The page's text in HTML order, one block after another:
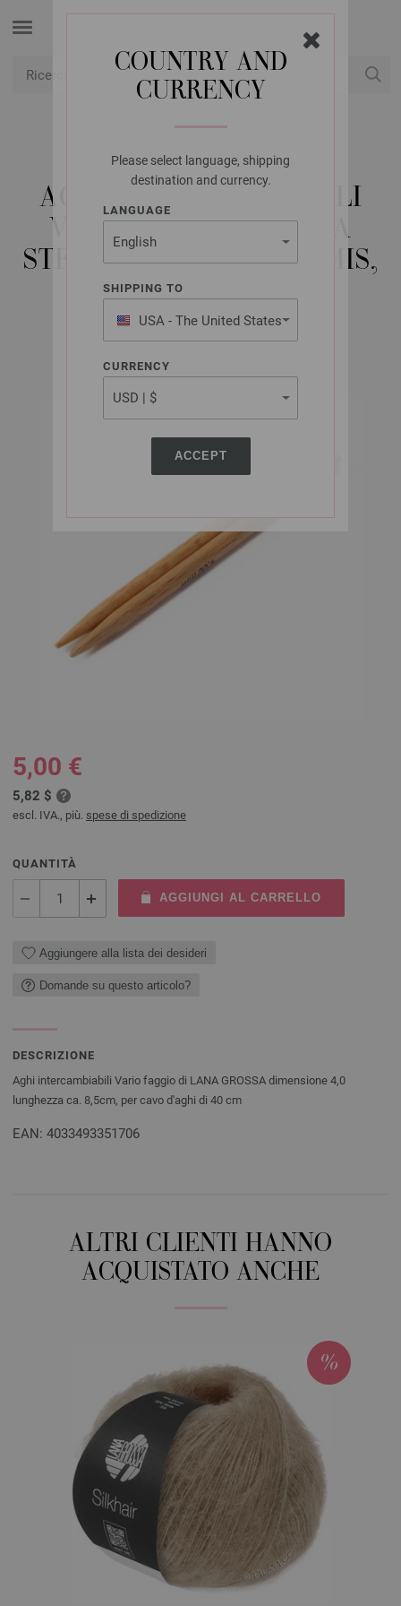
COUNTRY AND
CURRENCY
Please select language, shipping
destination and currency.
LANGUAGE
SHIPPING TO
USA - The United States
of America
CURRENCY
ACCEPT
LANA GROSSA
AGHI INTERCAMBIABILI
VARIO FAGGIO (TANJA
STEINBACH EDITION) MIS,
4,0 CORTI
5,00 €
5,82 $
escl. IVA., più. spese di spedizione
QUANTITÀ
AGGIUNGI AL CARRELLO
Aggiungere alla lista dei desideri
Domande su questo articolo?
DESCRIZIONE
Aghi intercambiabili Vario faggio di LANA GROSSA dimensione 4,0
lunghezza ca. 8,5cm, per cavo d'aghi di 40 cm
EAN: 4033493351706
ALTRI CLIENTI HANNO
ACQUISTATO ANCHE